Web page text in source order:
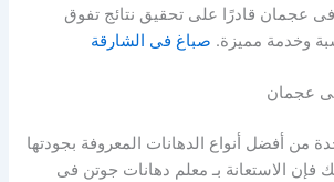
عجمان قادرًا على تحقيق نتائج تفوق
وخدمة مميزة. صباغ فى الشارقة
عجمان
من أفضل أنواع الدهانات المعروفة بجودتها
فإن الاستعانة بـ معلم دهانات جوتن فى